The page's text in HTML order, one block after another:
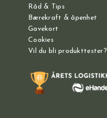
Råd & Tips
Bærekraft & åpenhet
Gavekort
Cookies
Vil du bli produkttester?